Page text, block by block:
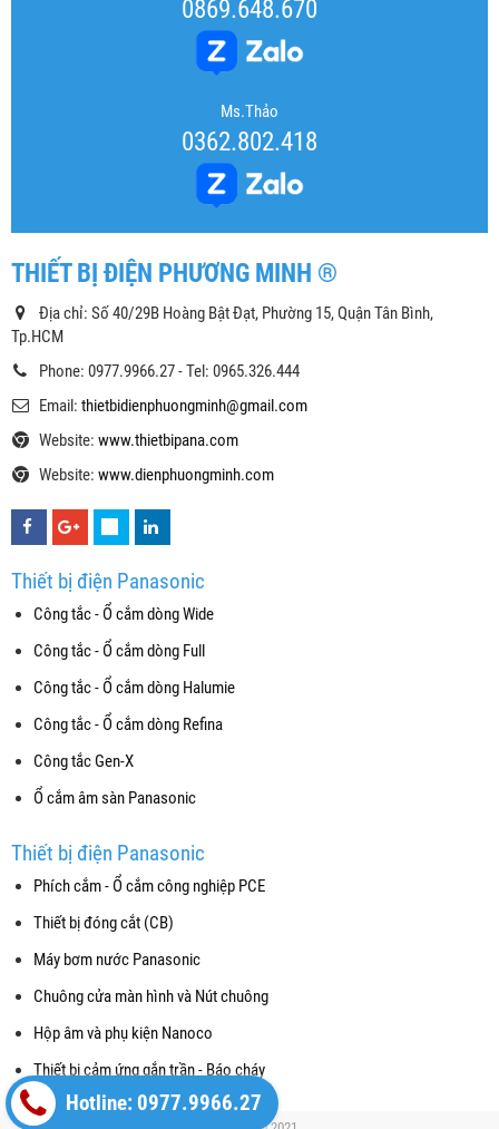
0869.648.670
Ms.Thảo
0362.802.418
THIẾT BỊ ĐIỆN PHƯƠNG MINH ®
Địa chỉ: Số 40/29B Hoàng Bật Đạt, Phường 15, Quận Tân Bình,
Tp.HCM
Phone: 0977.9966.27 - Tel: 0965.326.444
Email: thietbidienphuongminh@gmail.com
Website: www.thietbipana.com
Website: www.dienphuongminh.com
Thiết bị điện Panasonic
Công tắc - Ổ cắm dòng Wide
Công tắc - Ổ cắm dòng Full
Công tắc - Ổ cắm dòng Halumie
Công tắc - Ổ cắm dòng Refina
Công tắc Gen-X
Ổ cắm âm sàn Panasonic
Thiết bị điện Panasonic
Phích cắm - Ổ cắm công nghiệp PCE
Thiết bị đóng cắt (CB)
Máy bơm nước Panasonic
Chuông cửa màn hình và Nút chuông
Hộp âm và phụ kiện Nanoco
Thiết bị cảm ứng gắn trần - Báo cháy
Hotline: 0977.9966.27